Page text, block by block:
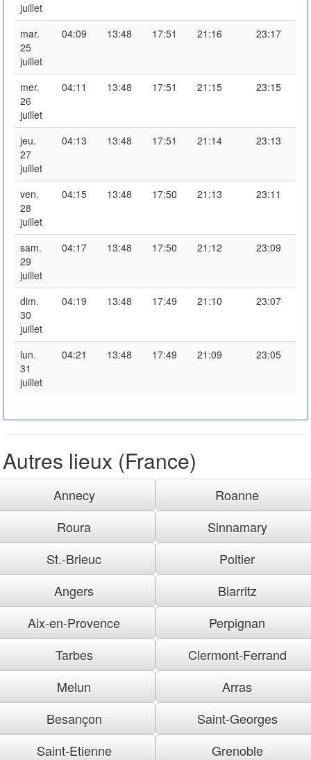
juillet
mar.
25
juillet
04:09 13:48 17:51 21:16 23:17
mer.
26
juillet
04:11 13:48 17:51 21:15 23:15
jeu.
27
juillet
04:13 13:48 17:51 21:14 23:13
ven.
28
juillet
04:15 13:48 17:50 21:13 23:11
sam.
29
juillet
04:17 13:48 17:50 21:12 23:09
dim.
30
juillet
04:19 13:48 17:49 21:10 23:07
lun.
31
juillet
04:21 13:48 17:49 21:09 23:05
Autres lieux (France)
Annecy
Roanne
Roura
Sinnamary
St.-Brieuc
Poitier
Angers
Biarritz
Aix-en-Provence
Perpignan
Tarbes
Clermont-Ferrand
Melun
Arras
Besançon
Saint-Georges
Saint-Etienne
Grenoble